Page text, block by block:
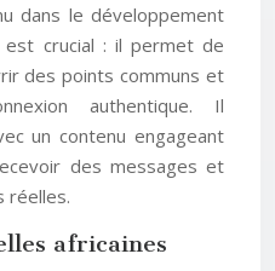
dans le développement
est crucial : il permet de
des points communs et
authentique. Il
un contenu engageant
des messages et
réelles.
africaines